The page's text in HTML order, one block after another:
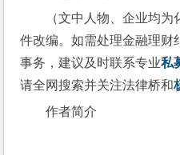
（文中人物、企业均
件改编。如需处理金融理财
事务，建议及时联系专业私
请全网搜索并关注法律桥和
作者简介